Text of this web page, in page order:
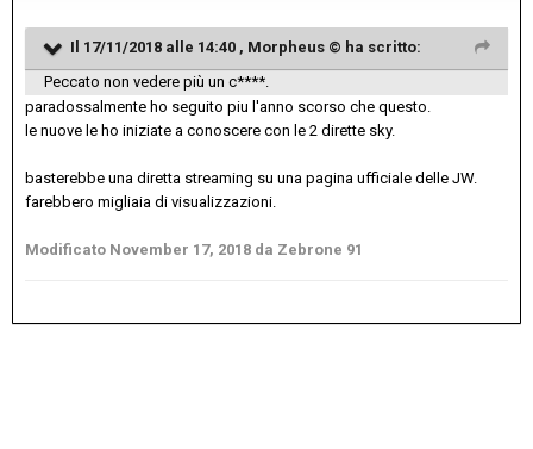
Il 17/11/2018 alle 14:40 , Morpheus © ha scritto:
Peccato non vedere più un c****.
paradossalmente ho seguito piu l'anno scorso che questo.
le nuove le ho iniziate a conoscere con le 2 dirette sky.
basterebbe una diretta streaming su una pagina ufficiale delle JW.
farebbero migliaia di visualizzazioni.
Modificato November 17, 2018 da Zebrone 91